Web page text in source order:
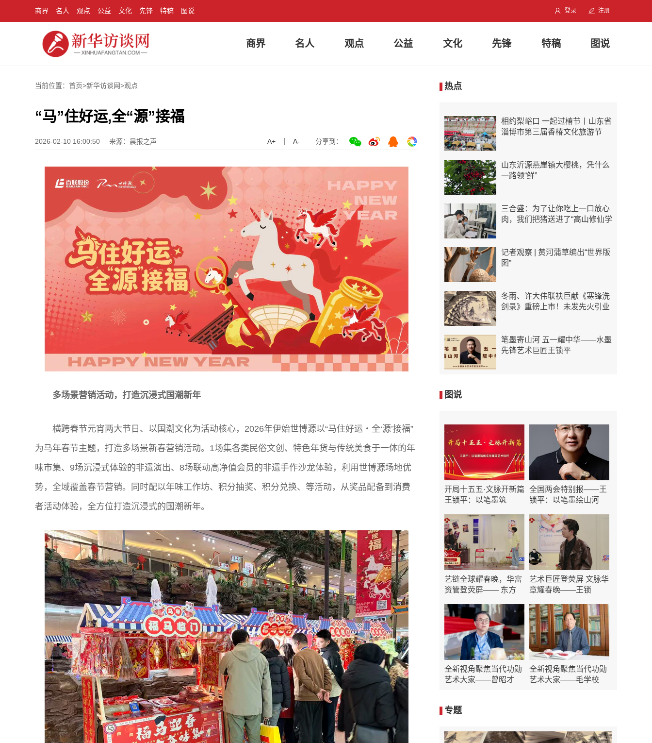
商界 名人 观点 公益 文化 先锋 特稿 图说 登录 注册
商界 名人 观点 公益 文化 先锋 特稿 图说
当前位置：首页>新华访谈网>观点
“马”住好运,全“源”接福
2026-02-10 16:00:50 来源：晨报之声 分享到：
A+ A-
多场景营销活动，打造沉浸式国潮新年
横跨春节元宵两大节日、以国潮文化为活动核心，2026年伊始世博源以“马住好运・全‘源’接福”
为马年春节主题，打造多场景新春营销活动。1场集各类民俗文创、特色年货与传统美食于一体的年
味市集、9场沉浸式体验的非遗演出、8场联动高净值会员的非遗手作沙龙体验，利用世博源场地优
势，全域覆盖春节营销。同时配以年味工作坊、积分抽奖、积分兑换、等活动，从奖品配备到消费
者活动体验，全方位打造沉浸式的国潮新年。
热点
相约梨峪口 一起过椿节丨山东省
淄博市第三届香椿文化旅游节
山东沂源燕崖镇大樱桃，凭什么
一路领“鲜”
三合盛：为了让你吃上一口放心
肉，我们把猪送进了“高山修仙学
记者观察 | 黄河蒲草编出“世界版
图”
冬雨、许大伟联袂巨献《寒锋洗
剑录》重磅上市！未发先火引业
笔墨寄山河 五一耀中华——水墨
先锋艺术巨匠王锁平
图说
开局十五五·文脉开新篇
王锁平：以笔墨筑
全国两会特别报——王
锁平：以笔墨绘山河
艺链全球耀春晚，华富
资管登荧屏—— 东方
艺术巨匠登荧屏 文脉华
章耀春晚——王锁
全新视角聚焦当代功勋
艺术大家——曾昭才
全新视角聚焦当代功勋
艺术大家——毛学校
专题